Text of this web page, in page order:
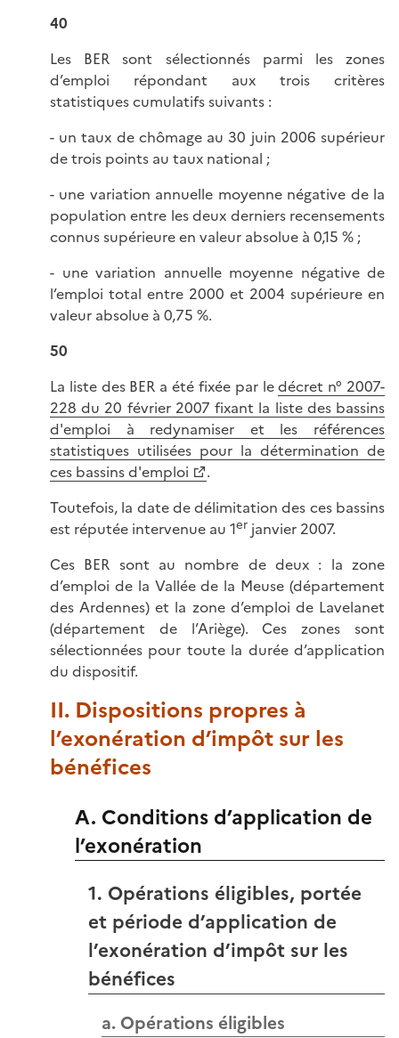
40
Les BER sont sélectionnés parmi les zones
d’emploi répondant aux trois critères
statistiques cumulatifs suivants :
- un taux de chômage au 30 juin 2006 supérieur
de trois points au taux national ;
- une variation annuelle moyenne négative de la
population entre les deux derniers recensements
connus supérieure en valeur absolue à 0,15 % ;
- une variation annuelle moyenne négative de
l’emploi total entre 2000 et 2004 supérieure en
valeur absolue à 0,75 %.
50
La liste des BER a été fixée par ledécret n° 2007-
228 du 20 février 2007 fixant la liste des bassins
d'emploi à redynamiser et les références
statistiques utilisées pour la détermination de
ces bassins d'emploi
.
Toutefois, la date de délimitation des ces bassins
est réputée intervenue au 1er janvier 2007.
Ces BER sont au nombre de deux : la zone
d’emploi de la Vallée de la Meuse (département
des Ardennes) et la zone d’emploi de Lavelanet
(département de l’Ariège). Ces zones sont
sélectionnées pour toute la durée d’application
du dispositif.
II. Dispositions propres à
l’exonération d’impôt sur les
bénéfices
A. Conditions d’application de
l’exonération
1. Opérations éligibles, portée
et période d’application de
l’exonération d’impôt sur les
bénéfices
a. Opérations éligibles